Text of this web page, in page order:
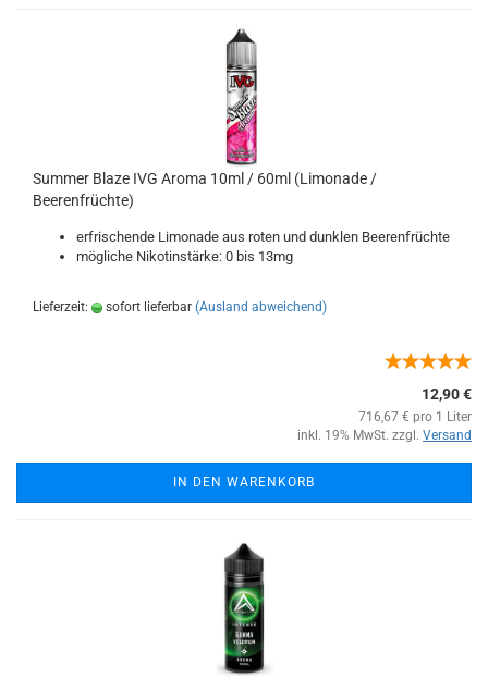
Summer Blaze IVG Aroma 10ml / 60ml (Limonade /
Beerenfrüchte)
erfrischende Limonade aus roten und dunklen Beerenfrüchte
mögliche Nikotinstärke: 0 bis 13mg
Lieferzeit: sofort lieferbar (Ausland abweichend)
12,90 €
716,67 € pro 1 Liter
inkl. 19% MwSt. zzgl. Versand
IN DEN WARENKORB